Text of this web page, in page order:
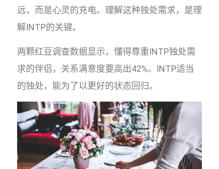
远，而是心灵的充电。理解这种独处需求，是理
解INTP的关键。
两颗红豆调查数据显示，懂得尊重INTP独处需
求的伴侣，关系满意度要高出42%。INTP适当
的独处，能为了以更好的状态回归。